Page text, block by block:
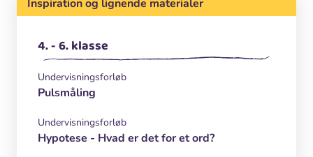
Inspiration og lignende materialer
4. - 6. klasse
Undervisningsforløb
Pulsmåling
Undervisningsforløb
Hypotese - Hvad er det for et ord?